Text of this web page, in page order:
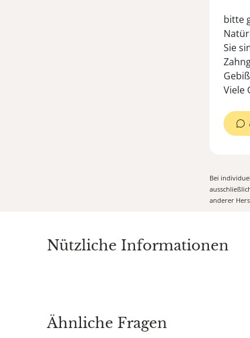
bitte
Sie
Viele
Bei
anderer
Nützliche Informationen
Ähnliche Fragen